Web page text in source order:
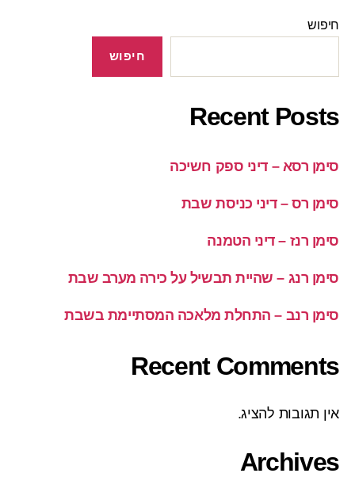
חיפוש
חיפוש
Recent Posts
סימן רסא – דיני ספק חשיכה
סימן רס – דיני כניסת שבת
סימן רנז – דיני הטמנה
סימן רנג – שהיית תבשיל על כירה מערב שבת
סימן רנב – התחלת מלאכה המסתיימת בשבת
Recent Comments
אין תגובות להציג.
Archives